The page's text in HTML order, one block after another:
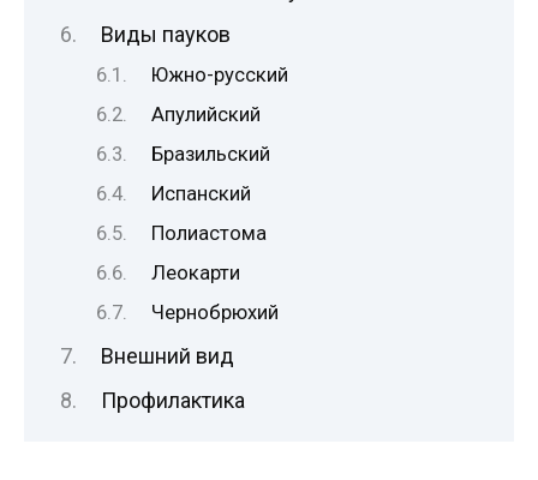
Виды пауков
Южно-русский
Апулийский
Бразильский
Испанский
Полиастома
Леокарти
Чернобрюхий
Внешний вид
Профилактика